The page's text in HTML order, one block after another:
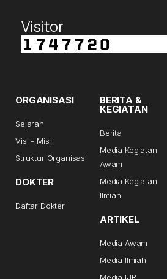
Visitor
ORGANISASI
Sejarah
Visi - Misi
Struktur Organisasi
DOKTER
Daftar Dokter
BERITA &
KEGIATAN
Berita
Media Kegiatan
Awam
Media Kegiatan
Ilmiah
ARTIKEL
Media Awam
Media Ilmiah
Media IJR